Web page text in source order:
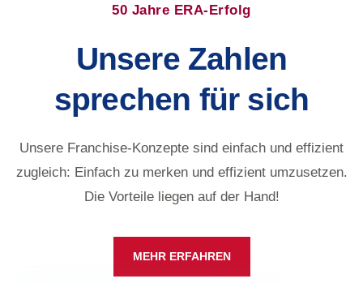
50 Jahre ERA-Erfolg
Unsere Zahlen
sprechen für sich
Unsere Franchise-Konzepte sind einfach und effizient
zugleich: Einfach zu merken und effizient umzusetzen.
Die Vorteile liegen auf der Hand!
MEHR ERFAHREN